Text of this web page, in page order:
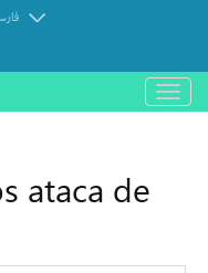
باز
و
ataca de